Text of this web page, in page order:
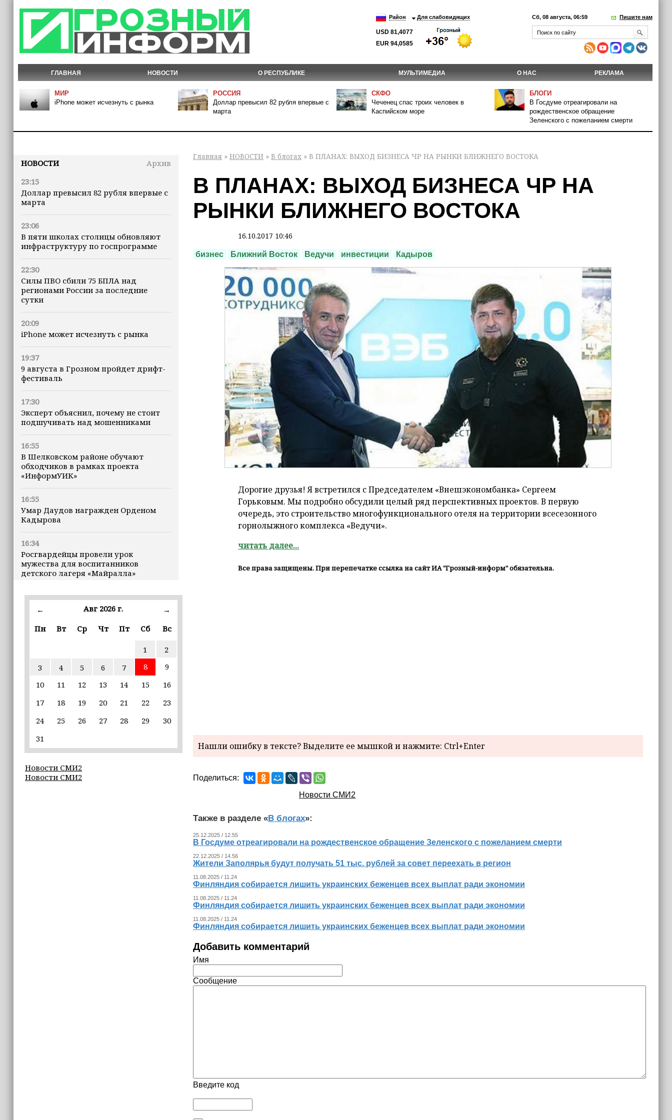
Район Для слабовидящих
USD 81,4077
EUR 94,0585
Сб, 08 августа, 06:59 Пишите нам
ГЛАВНАЯ НОВОСТИ О РЕСПУБЛИКЕ МУЛЬТИМЕДИА О НАС РЕКЛАМА
МИР
iPhone может исчезнуть с рынка
РОССИЯ
Доллар превысил 82 рубля впервые с
марта
СКФО
Чеченец спас троих человек в
Каспийском море
БЛОГИ
В Госдуме отреагировали на
рождественское обращение
Зеленского с пожеланием смерти
НОВОСТИ
Архив
23:15
Доллар превысил 82 рубля впервые с
марта
23:06
В пяти школах столицы обновляют
инфраструктуру по госпрограмме
22:30
Силы ПВО сбили 75 БПЛА над
регионами России за последние
сутки
20:09
iPhone может исчезнуть с рынка
19:37
9 августа в Грозном пройдет дрифт-
фестиваль
17:30
Эксперт объяснил, почему не стоит
подшучивать над мошенниками
16:55
В Шелковском районе обучают
обходчиков в рамках проекта
«ИнформУИК»
16:55
Умар Даудов награжден Орденом
Кадырова
16:34
Росгвардейцы провели урок
мужества для воспитанников
детского лагеря «Майралла»
16:30
Дмитрий Чернышенко: Внутренний
въездной — на 20,1%
Из бюджета Чечни дополнительно
выделено 505 млн рублей
пострадавшим от паводков
15:35
— стать большой
Избирательные участки Шатоя
готовы к приёму голосов
← Авг 2026 г.
→
Пн
Вт Ср Чт Пт Сб Вс
1
2
3
4 5 6 7 8
9
10
11 12 13 14 15
16
17
18 19 20 21 22
23
24
25 26 27 28 29
30
31
Новости СМИ2
Новости СМИ2
Главная » НОВОСТИ » В блогах » В ПЛАНАХ: ВЫХОД БИЗНЕСА ЧР НА РЫНКИ БЛИЖНЕГО ВОСТОКА
В ПЛАНАХ: ВЫХОД БИЗНЕСА ЧР НА
РЫНКИ БЛИЖНЕГО ВОСТОКА
16.10.2017 10:46
бизнес Ближний Восток Ведучи инвестиции Кадыров
Дорогие друзья! Я встретился с Председателем «Внешэкономбанка» Сергеем
Горьковым. Мы подробно обсудили целый ряд перспективных проектов. В первую
очередь, это строительство многофункционального отеля на территории всесезонного
горнолыжного комплекса «Ведучи».
читать далее...
Все права защищены. При перепечатке ссылка на сайт ИА "Грозный-информ" обязательна.
Нашли ошибку в тексте? Выделите ее мышкой и нажмите: Ctrl+Enter
Поделиться:
Новости СМИ2
Также в разделе «В блогах»:
25.12.2025 / 12.55
В Госдуме отреагировали на рождественское обращение Зеленского с пожеланием смерти
22.12.2025 / 14.56
Жители Заполярья будут получать 51 тыс. рублей за совет переехать в регион
11.08.2025 / 11.24
Финляндия собирается лишить украинских беженцев всех выплат ради экономии
11.08.2025 / 11.24
Финляндия собирается лишить украинских беженцев всех выплат ради экономии
11.08.2025 / 11.24
Финляндия собирается лишить украинских беженцев всех выплат ради экономии
Добавить комментарий
Имя
Сообщение
Введите код